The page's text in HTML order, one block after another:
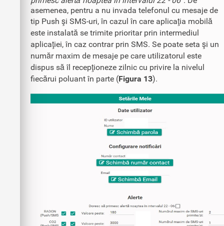
asemenea, pentru a nu invada telefonul cu mesaje de
tip Push şi SMS-uri, în cazul în care aplicaţia mobilă
este instalată se trimite prioritar prin intermediul
aplicaţiei, în caz contrar prin SMS. Se poate seta şi un
număr maxim de mesaje pe care utilizatorul este
dispus să îl recepţioneze zilnic cu privire la nivelul
fiecărui poluant în parte (Figura 13).